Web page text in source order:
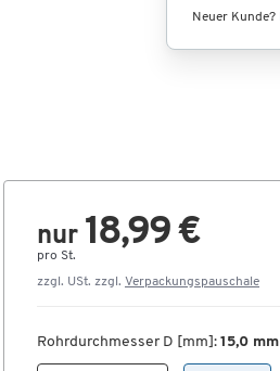
Neuer Kunde?
nur 18,99 €
pro St.
zzgl. USt. zzgl. Verpackungspauschale
Rohrdurchmesser D [mm]: 15,0 mm